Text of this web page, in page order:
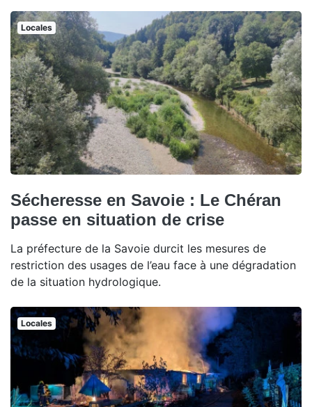
Locales
Sécheresse en Savoie : Le Chéran
passe en situation de crise
La préfecture de la Savoie durcit les mesures de
restriction des usages de l’eau face à une dégradation
de la situation hydrologique.
Locales